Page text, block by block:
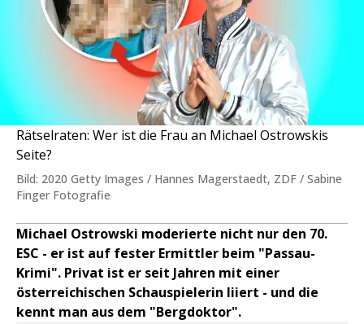
Rätselraten: Wer ist die Frau an Michael Ostrowskis
Seite?
Bild: 2020 Getty Images / Hannes Magerstaedt, ZDF / Sabine
Finger Fotografie
Michael Ostrowski moderierte nicht nur den 70.
ESC - er ist auf fester Ermittler beim "Passau-
Krimi". Privat ist er seit Jahren mit einer
österreichischen Schauspielerin liiert - und die
kennt man aus dem "Bergdoktor".